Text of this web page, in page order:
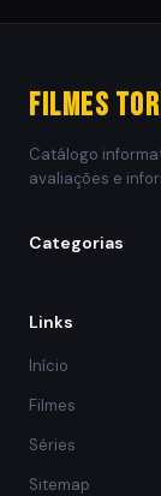
Filmes
Catálogo
avaliações e
Categorias
Links
Início
Filmes
Séries
Sitemap